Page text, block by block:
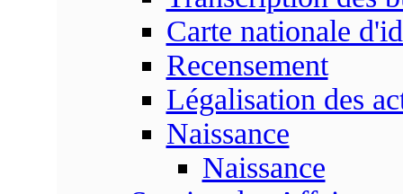
Carte nationale
Recensement
Légalisation des
Naissance
Naissance